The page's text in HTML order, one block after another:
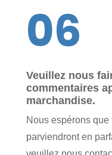
06
Veuillez nous
commentaires
marchandise.
Nous espérons
parviendront en